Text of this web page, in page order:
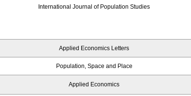
International Journal of Population Studies
Applied Economics Letters
Population, Space and Place
Applied Economics